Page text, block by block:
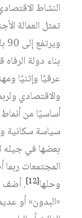
النشاط
بناء دولة
عرقيًا وإثنيًا
والاقتصادي
أساسيًا من
سياسة سكانية
بعضها في جيله
المجتمعات
وحلها[12]
. أضف
«البدون» أو